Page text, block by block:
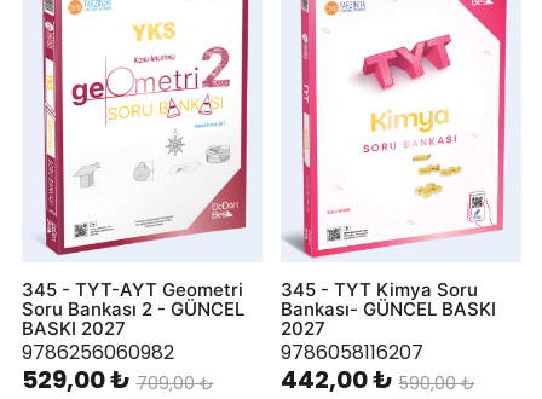
345 - TYT-AYT Geometri
Soru Bankası 2 - GÜNCEL
BASKI 2027
9786256060982
529,00 ₺ 709,00 ₺
345 - TYT Kimya Soru
Bankası- GÜNCEL BASKI
2027
9786058116207
442,00 ₺ 590,00 ₺